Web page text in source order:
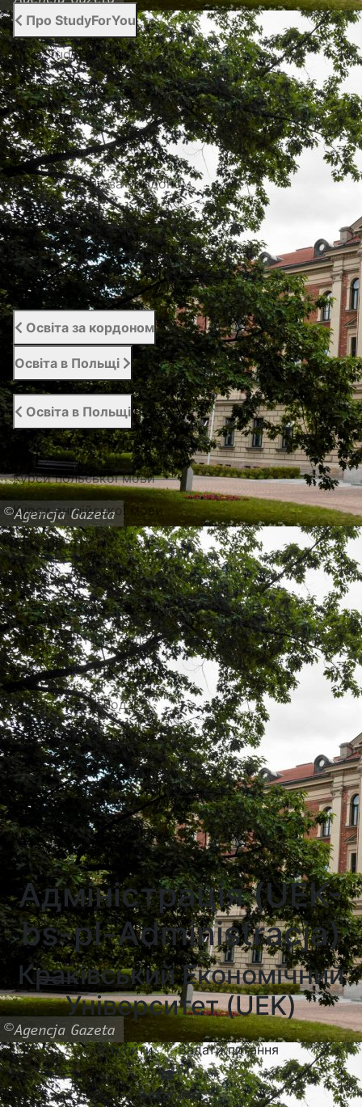
Про StudyForYou
Про StudyForYou
Наші проекти
Фото/Відео
Сертифікати
Портал освіти за кордоном
Вступний сервіс
Підтримка студентів | Student Support
Відгуки
Освіта за кордоном
Освіта в Польщі
Освіта в Польщі
Вища освіта в Польщі
Курси польської мови
Курси англійської мови
Абітурієнту
Каталог гуртожитків
Університети Варшави
Університети Вроцлава
Університети Любліна
Університети Лодзі
Університети Кракова
Університети Познані
Університети в Катовіцах
Університети в Гданську
Адміністрація (UEK-
bs-pl-Administracja)
Краківський Економічний
Університет (UEK)
Поступити Задати питання
Бакалавр